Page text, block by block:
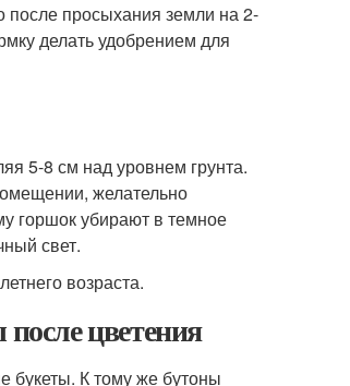
после просыхания земли на 2-
делать удобрением для
5-8 см над уровнем грунта.
желательно
горшок убирают в темное
свет.
возраста.
цветения
букеты. К тому же бутоны